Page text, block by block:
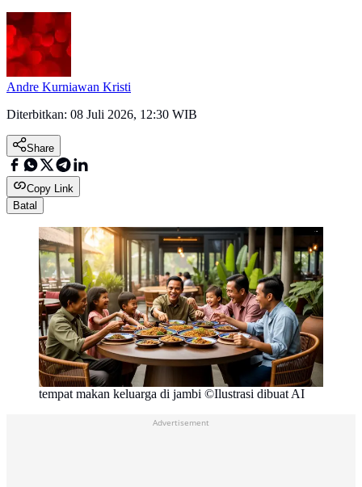
Andre Kurniawan Kristi
Diterbitkan: 08 Juli 2026, 12:30 WIB
Share
Copy Link
Batal
tempat makan keluarga di jambi ©Ilustrasi dibuat AI